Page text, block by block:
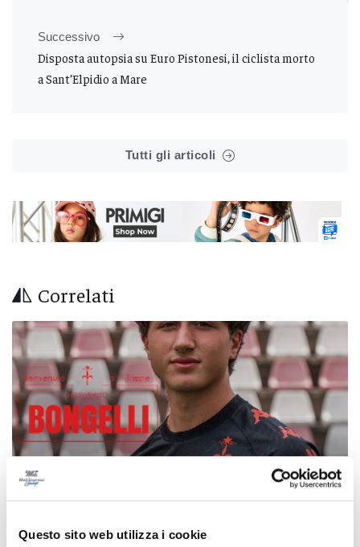
Questo sito web utilizza i cookie
Successivo
Disposta autopsia su Euro Pistonesi, il ciclista morto
a Sant’Elpidio a Mare
Tutti gli articoli
Correlati